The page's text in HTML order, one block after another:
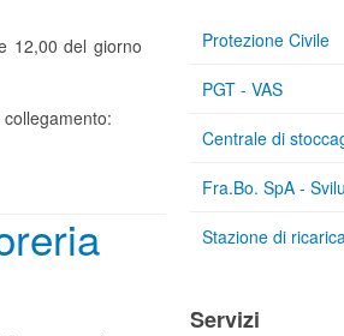
12,00 del giorno
Protezione Civile
PGT - VAS
Centrale di
Fra.Bo. SpA -
Stazione di
Servizi